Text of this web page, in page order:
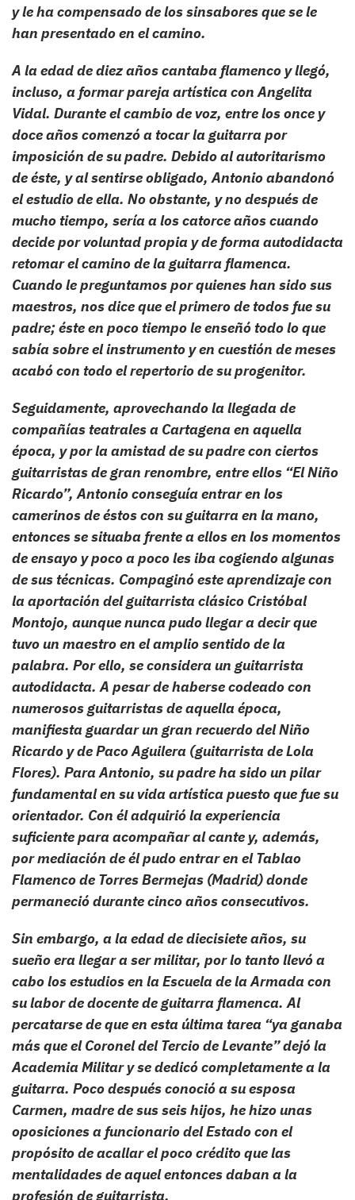
y le ha compensado de los sinsabores que se le
han presentado en el camino.
A la edad de diez años cantaba flamenco y llegó,
incluso, a formar pareja artística con Angelita
Vidal. Durante el cambio de voz, entre los once y
doce años comenzó a tocar la guitarra por
imposición de su padre. Debido al autoritarismo
de éste, y al sentirse obligado, Antonio abandonó
el estudio de ella. No obstante, y no después de
mucho tiempo, sería a los catorce años cuando
decide por voluntad propia y de forma autodidacta
retomar el camino de la guitarra flamenca.
Cuando le preguntamos por quienes han sido sus
maestros, nos dice que el primero de todos fue su
padre; éste en poco tiempo le enseñó todo lo que
sabía sobre el instrumento y en cuestión de meses
acabó con todo el repertorio de su progenitor.
Seguidamente, aprovechando la llegada de
compañías teatrales a Cartagena en aquella
época, y por la amistad de su padre con ciertos
guitarristas de gran renombre, entre ellos “El Niño
Ricardo”, Antonio conseguía entrar en los
camerinos de éstos con su guitarra en la mano,
entonces se situaba frente a ellos en los momentos
de ensayo y poco a poco les iba cogiendo algunas
de sus técnicas. Compaginó este aprendizaje con
la aportación del guitarrista clásico Cristóbal
Montojo, aunque nunca pudo llegar a decir que
tuvo un maestro en el amplio sentido de la
palabra. Por ello, se considera un guitarrista
autodidacta. A pesar de haberse codeado con
numerosos guitarristas de aquella época,
manifiesta guardar un gran recuerdo del Niño
Ricardo y de Paco Aguilera (guitarrista de Lola
Flores). Para Antonio, su padre ha sido un pilar
fundamental en su vida artística puesto que fue su
orientador. Con él adquirió la experiencia
suficiente para acompañar al cante y, además,
por mediación de él pudo entrar en el Tablao
Flamenco de Torres Bermejas (Madrid) donde
permaneció durante cinco años consecutivos.
Sin embargo, a la edad de diecisiete años, su
sueño era llegar a ser militar, por lo tanto llevó a
cabo los estudios en la Escuela de la Armada con
su labor de docente de guitarra flamenca. Al
percatarse de que en esta última tarea “ya ganaba
más que el Coronel del Tercio de Levante” dejó la
Academia Militar y se dedicó completamente a la
guitarra. Poco después conoció a su esposa
Carmen, madre de sus seis hijos, he hizo unas
oposiciones a funcionario del Estado con el
propósito de acallar el poco crédito que las
mentalidades de aquel entonces daban a la
profesión de guitarrista.